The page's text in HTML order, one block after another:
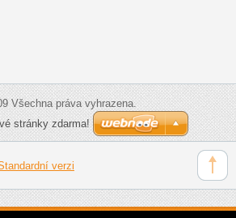
Všechna práva vyhrazena.
stránky zdarma!
verzi